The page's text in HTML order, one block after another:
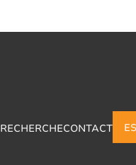
RECHERCHECONTACT